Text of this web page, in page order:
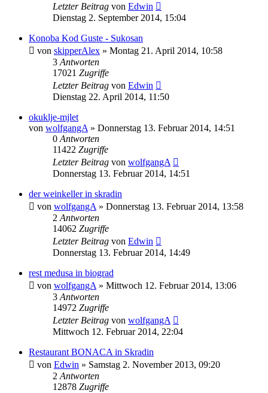
Letzter Beitrag von Edwin
Dienstag 2. September 2014, 15:04
Konoba Kod Guste - Sukosan
von skipperAlex » Montag 21. April 2014, 10:58
3 Antworten
17021 Zugriffe
Letzter Beitrag von Edwin
Dienstag 22. April 2014, 11:50
okuklje-mjlet
von wolfgangA » Donnerstag 13. Februar 2014, 14:51
0 Antworten
11422 Zugriffe
Letzter Beitrag von wolfgangA
Donnerstag 13. Februar 2014, 14:51
der weinkeller in skradin
von wolfgangA » Donnerstag 13. Februar 2014, 13:58
2 Antworten
14062 Zugriffe
Letzter Beitrag von Edwin
Donnerstag 13. Februar 2014, 14:49
rest medusa in biograd
von wolfgangA » Mittwoch 12. Februar 2014, 13:06
3 Antworten
14972 Zugriffe
Letzter Beitrag von wolfgangA
Mittwoch 12. Februar 2014, 22:04
Restaurant BONACA in Skradin
von Edwin » Samstag 2. November 2013, 09:20
2 Antworten
12878 Zugriffe